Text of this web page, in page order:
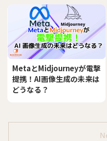
MetaとMidjourneyが電撃
提携！AI画像生成の未来は
どうなる？